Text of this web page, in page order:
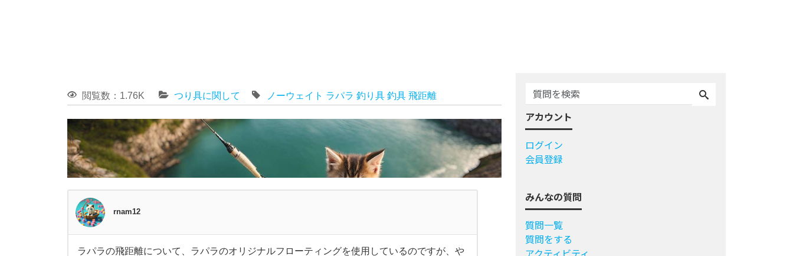
閲覧数：1.76K つり具に関して ノーウェイト ラパラ 釣り具 釣具 飛距離
rnam12
ラパラの飛距離について、ラパラのオリジナルフローティングを使用しているのですが、や
アカウント
ログイン
会員登録
みんなの質問
質問一覧
質問をする
アクティビティ